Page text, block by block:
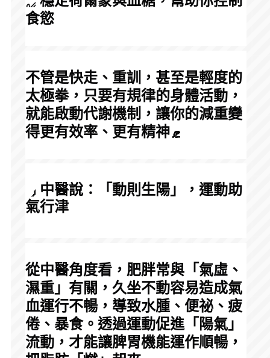
食慾
不管是快走、重訓，甚至是輕度的
太極拳，只要有規律的身體活動，
就能啟動代謝機制，讓你的減重變
得更有效率、更有精神
中醫說：「動則生陽」，運動助
氣行津
從中醫角度看，肥胖常與「氣虛、
濕重」有關，久坐不動容易造成氣
血運行不暢，導致水腫、便祕、疲
倦、暴食。透過運動促進「陽氣」
流動，才能讓脾胃機能運作順暢，